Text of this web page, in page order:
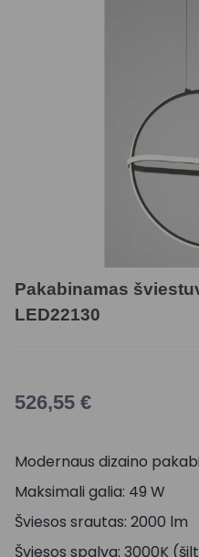
Pakabinamas
LED22130
526,55 €
Modernaus dizaino
Maksimali galia: 49 W
Šviesos srautas: 2000 lm
Šviesos spalva: 3000K